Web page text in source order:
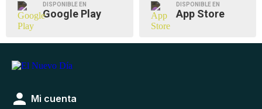
DISPONIBLE EN
Google Play
DISPONIBLE EN
App Store
Mi cuenta